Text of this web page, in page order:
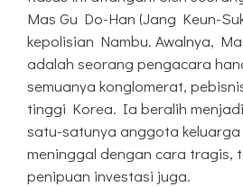
Mas Gu Do-Han (Jang Keun-
kepolisian Nambu. Awalnya,
adalah seorang pengacara
semuanya konglomerat,
tinggi Korea. Ia beralih
satu-satunya anggota keluarga
meninggal dengan cara tragis,
penipuan investasi juga.